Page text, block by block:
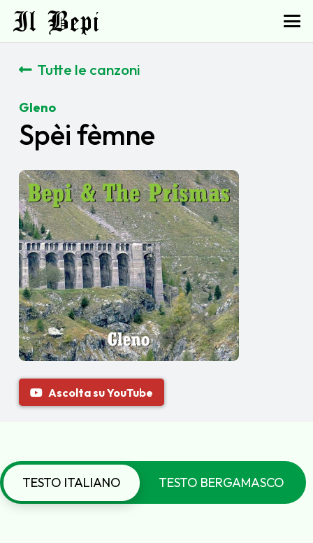
Il Bepi
Tutte le canzoni
Gleno
Spèi fèmne
Ascolta su YouTube
TESTO ITALIANO TESTO BERGAMASCO